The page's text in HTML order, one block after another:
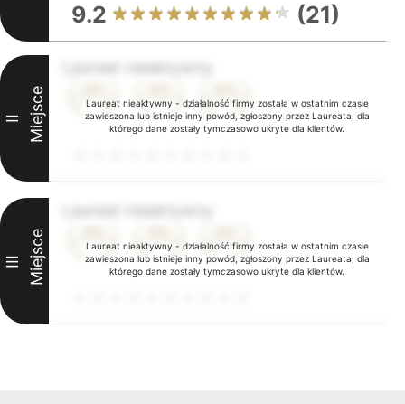
9.2 (21)
Laureat nieaktywny - działalność firmy została w ostatnim czasie
zawieszona lub istnieje inny powód, zgłoszony przez Laureata, dla
którego dane zostały tymczasowo ukryte dla klientów.
II Miejsce
Laureat nieaktywny - działalność firmy została w ostatnim czasie
zawieszona lub istnieje inny powód, zgłoszony przez Laureata, dla
którego dane zostały tymczasowo ukryte dla klientów.
III Miejsce